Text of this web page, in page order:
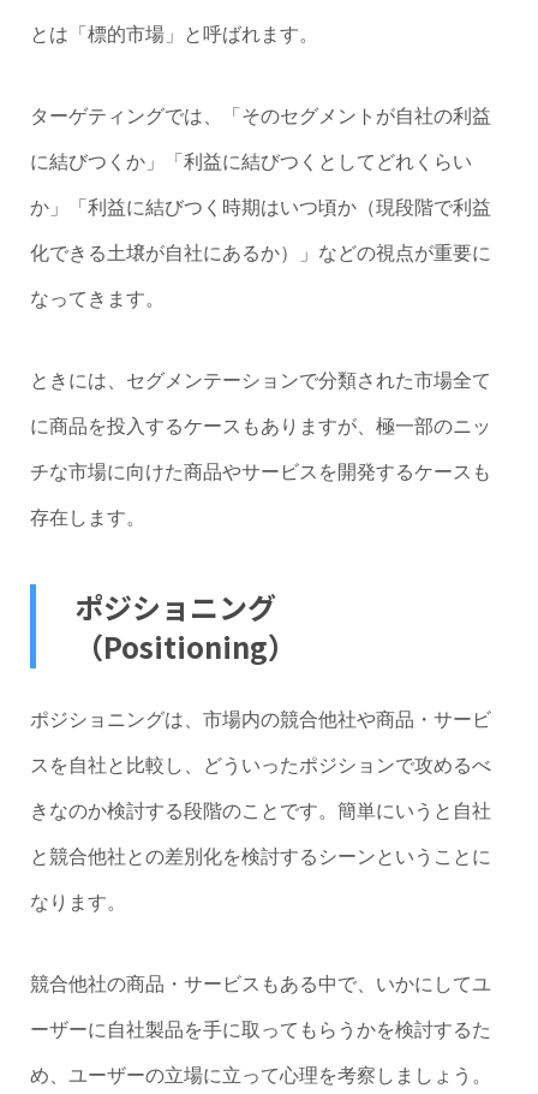
とは「標的市場」と呼ばれます。
ターゲティングでは、「そのセグメントが自社の利益
に結びつくか」「利益に結びつくとしてどれくらい
か」「利益に結びつく時期はいつ頃か（現段階で利益
化できる土壌が自社にあるか）」などの視点が重要に
なってきます。
ときには、セグメンテーションで分類された市場全て
に商品を投入するケースもありますが、極一部のニッ
チな市場に向けた商品やサービスを開発するケースも
存在します。
ポジショニング
（Positioning）
ポジショニングは、市場内の競合他社や商品・サービ
スを自社と比較し、どういったポジションで攻めるべ
きなのか検討する段階のことです。簡単にいうと自社
と競合他社との差別化を検討するシーンということに
なります。
競合他社の商品・サービスもある中で、いかにしてユ
ーザーに自社製品を手に取ってもらうかを検討するた
め、ユーザーの立場に立って心理を考察しましょう。